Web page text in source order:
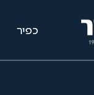
כפיר